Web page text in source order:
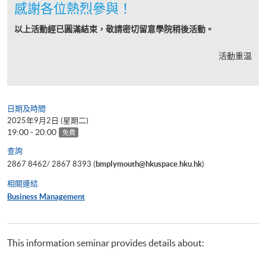
感謝各位熱烈參與！
以上活動經已圓滿結束，敬請密切留意學院稍後活動。
活動重温
日期及時間
2025年9月2日 (星期二)
19:00 - 20:00 免費
查詢
2867 8462/ 2867 8393 (bmplymouth@hkuspace.hku.hk)
相關連結
Business Management
This information seminar provides details about: